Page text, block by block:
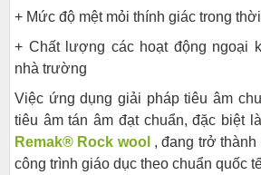
+ Mức độ mệt mỏi thính giác trong
+ Chất lượng các hoạt động ngoại
nhà trường
Việc ứng dụng giải pháp tiêu âm
tiêu âm tán âm đạt chuẩn, đặc biệt là
Remak® Rock wool , đang trở
công trình giáo dục theo chuẩn quốc